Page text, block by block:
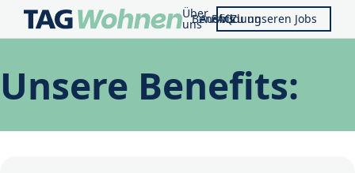
Über
unsBenefits
Ausbildung
FAQZu unseren Jobs
Unsere Benefits: